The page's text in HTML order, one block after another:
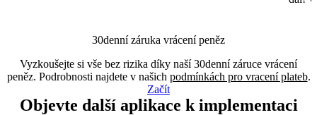
30denní záruka vrácení peněz
Vyzkoušejte si vše bez rizika díky naší 30denní záruce vrácení
peněz. Podrobnosti najdete v našich podmínkách pro vracení plateb.
Začít
Objevte další aplikace k implementaci